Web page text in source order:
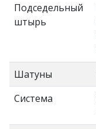
Подседельный
штырь
Шатуны
Система